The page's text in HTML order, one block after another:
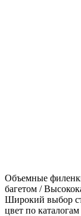
Объемные
багетом /
Широкий выбор
цвет по